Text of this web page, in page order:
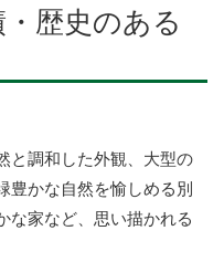
歴史のある
と調和した外観、大型の
豊かな自然を愉しめる別
な家など、思い描かれる